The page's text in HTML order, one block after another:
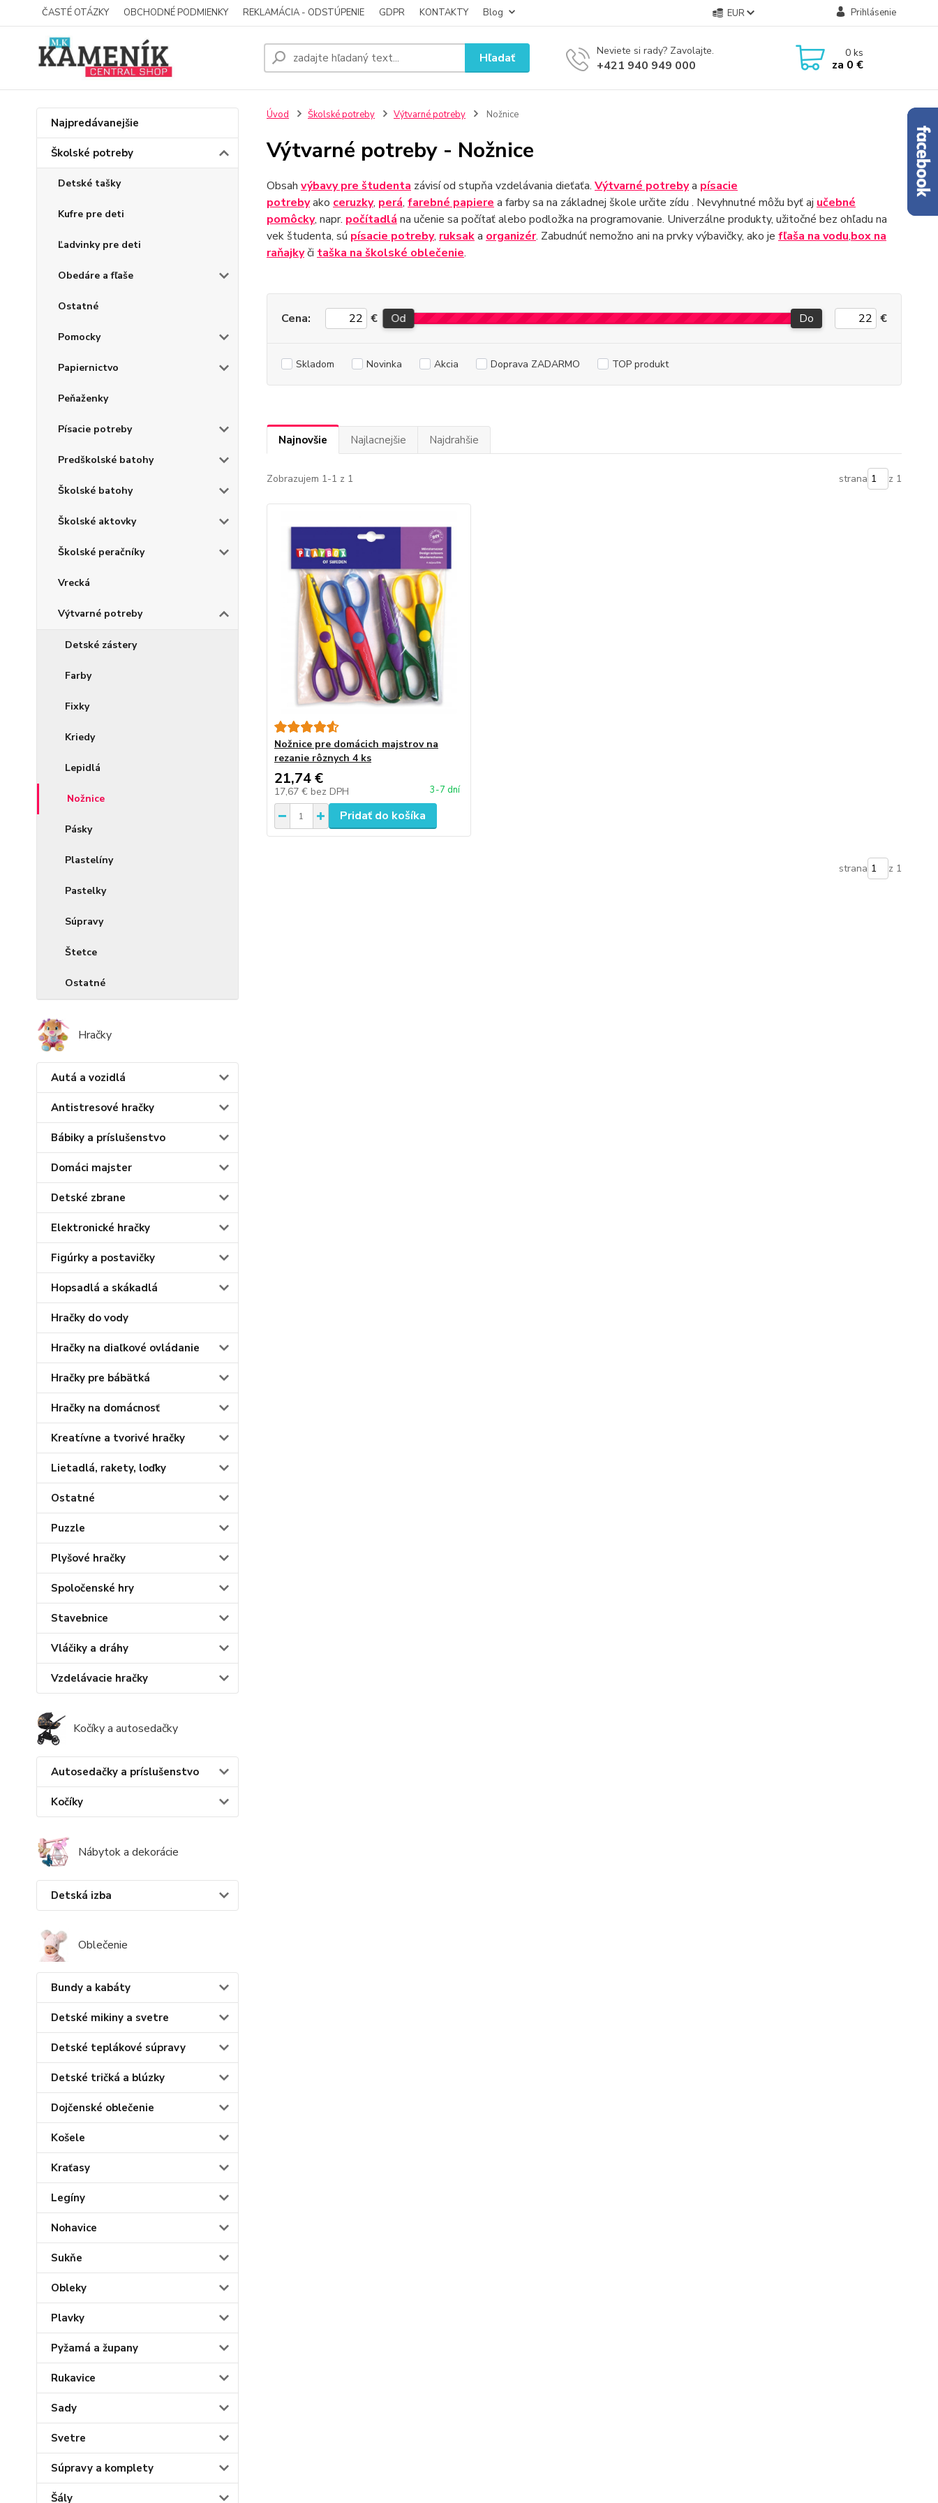
ČASTÉ OTÁZKY OBCHODNÉ PODMIENKY REKLAMÁCIA - ODSTÚPENIE GDPR KONTAKTY Blog EUR Prihlásenie
Hľadať Neviete si rady? Zavolajte.
+421 940 949 000
0ks
za 0 €
Najpredávanejšie
Školské potreby
Detské tašky
Kufre pre deti
Ľadvinky pre deti
Obedáre a fľaše
Ostatné
Pomocky
Papiernictvo
Peňaženky
Písacie potreby
Predškolské batohy
Školské batohy
Školské aktovky
Školské peračníky
Vrecká
Výtvarné potreby
Detské zástery
Farby
Fixky
Kriedy
Lepidlá
Nožnice
Pásky
Plastelíny
Pastelky
Súpravy
Štetce
Ostatné
Hračky
Autá a vozidlá
Antistresové hračky
Bábiky a príslušenstvo
Domáci majster
Detské zbrane
Elektronické hračky
Figúrky a postavičky
Hopsadlá a skákadlá
Hračky do vody
Hračky na diaľkové ovládanie
Hračky pre bábätká
Hračky na domácnosť
Kreatívne a tvorivé hračky
Lietadlá, rakety, loďky
Ostatné
Puzzle
Plyšové hračky
Spoločenské hry
Stavebnice
Vláčiky a dráhy
Vzdelávacie hračky
Kočíky a autosedačky
Autosedačky a príslušenstvo
Kočíky
Nábytok a dekorácie
Detská izba
Oblečenie
Bundy a kabáty
Detské mikiny a svetre
Detské teplákové súpravy
Detské tričká a blúzky
Dojčenské oblečenie
Košele
Kraťasy
Legíny
Nohavice
Sukňe
Obleky
Plavky
Pyžamá a župany
Rukavice
Sady
Svetre
Súpravy a komplety
Šály
Úvod Školské potreby Výtvarné potreby Nožnice
Výtvarné potreby - Nožnice
Obsah výbavy pre študenta závisí od stupňa vzdelávania dieťaťa. Výtvarné potrebya písacie
potrebyako ceruzky, perá, farebné papiere a farby sa na základnej škole určite zídu . Nevyhnutné môžu byť aj učebné
pomôcky, napr. počítadlá na učenie sa počítať alebo podložka na programovanie. Univerzálne produkty, užitočné bez ohľadu na
vek študenta, sú písacie potreby, ruksaka organizér. Zabudnúť nemožno ani na prvky výbavičky, ako je fľaša na vodu,box na
raňajkyči taška na školské oblečenie.
Cena: € Od Do €
Skladom Novinka Akcia Doprava ZADARMO TOP produkt
Najnovšie Najlacnejšie Najdrahšie
Zobrazujem 1-1 z 1 strana z 1
Nožnice pre domácich majstrov na
rezanie rôznych 4 ks
21,74 €
17,67 € bez DPH 3-7 dní
Pridať do košíka
strana z 1